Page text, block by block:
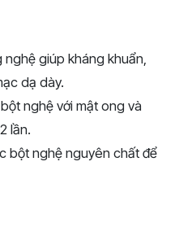
nghệ giúp kháng khuẩn,
dạ dày.
nghệ với mật ong và
lần.
bột nghệ nguyên chất để